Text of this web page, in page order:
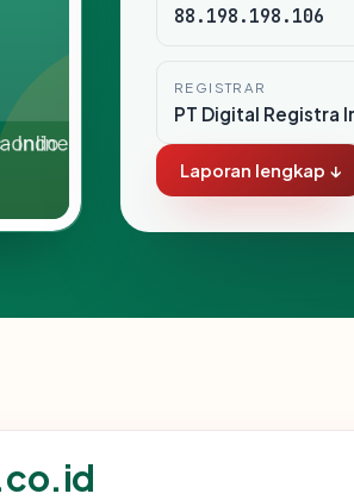
88.198.198.106
REGISTRAR
PT Digital Registra
Laporan lengkap ↓